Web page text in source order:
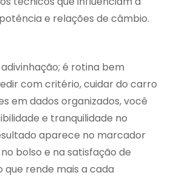
e relações de câmbio.
é rotina bem
com critério, cuidar do carro
em dados organizados, você
e tranquilidade no
aparece no marcador
bolso e na satisfação de
que rende mais a cada